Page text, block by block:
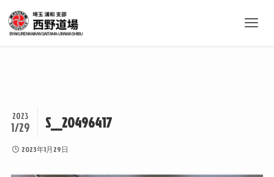
S__20496417
2023
1/29
2023年1月29日